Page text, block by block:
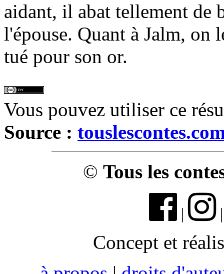
aidant, il abat tellement
l'épouse. Quant à Jalm, on
tué pour son or.
Vous pouvez utiliser ce
Source :
© Tous les
|
Concept et